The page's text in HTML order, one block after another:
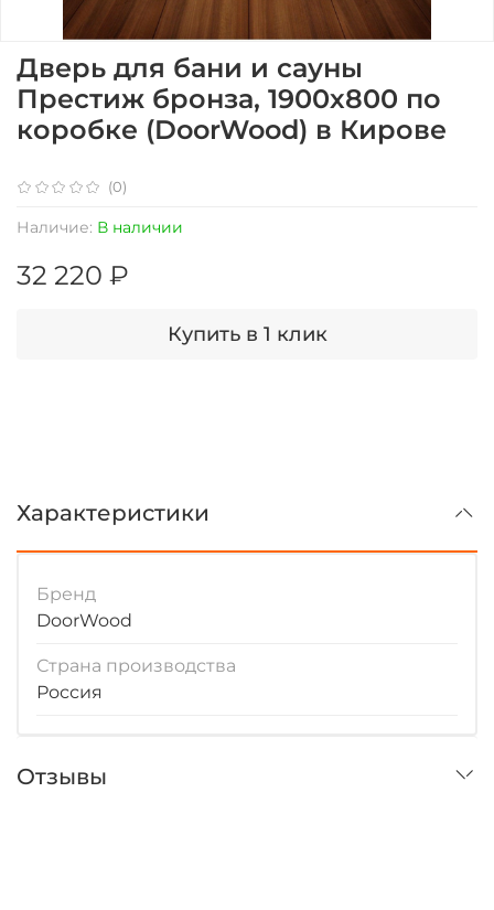
(0)
Наличие: В наличии
Дверь для бани и сауны
Престиж бронза, 1900х800 по
коробке (DoorWood) в Кирове
32 220 ₽
Купить в 1 клик
Характеристики
Бренд
DoorWood
Страна производства
Россия
Отзывы